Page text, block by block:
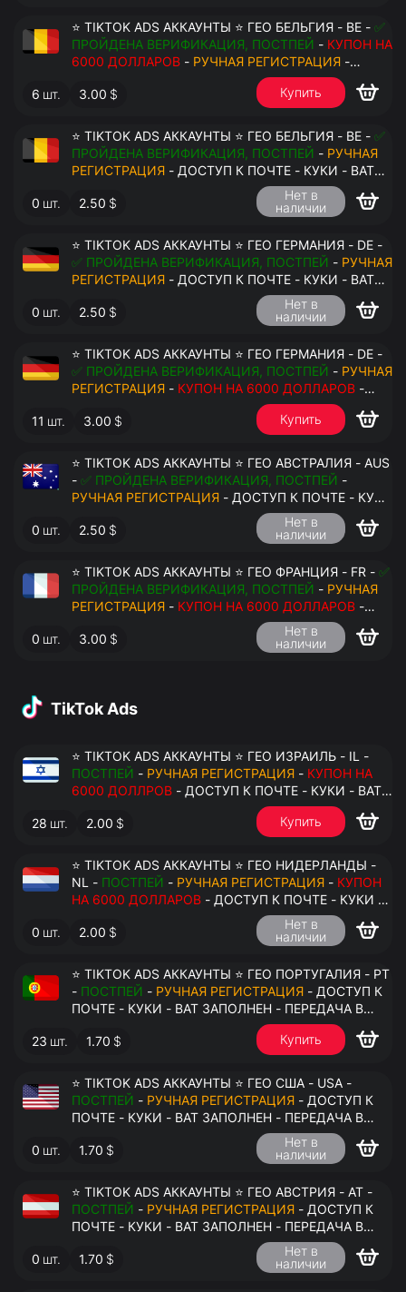
⭐ TIKTOK ADS АККАУНТЫ ⭐ ГЕО БЕЛЬГИЯ - BE - ✅
ПРОЙДЕНА ВЕРИФИКАЦИЯ, ПОСТПЕЙ - КУПОН НА
6000 ДОЛЛАРОВ - РУЧНАЯ РЕГИСТРАЦИЯ -
ДОСТУП К ПОЧТЕ - КУКИ - ВАТ ЗАПОЛНЕН -
ПЕРЕДАЧА В АНТИДЕТЕКТ
6 шт. 3.00 $ Купить
⭐ TIKTOK ADS АККАУНТЫ ⭐ ГЕО БЕЛЬГИЯ - BE - ✅
ПРОЙДЕНА ВЕРИФИКАЦИЯ, ПОСТПЕЙ - РУЧНАЯ
РЕГИСТРАЦИЯ - ДОСТУП К ПОЧТЕ - КУКИ - ВАТ
ЗАПОЛНЕН - ПЕРЕДАЧА В АНТИДЕТЕКТ
0 шт. 2.50 $
Нет в
наличии
⭐ TIKTOK ADS АККАУНТЫ ⭐ ГЕО ГЕРМАНИЯ - DE -
✅ ПРОЙДЕНА ВЕРИФИКАЦИЯ, ПОСТПЕЙ - РУЧНАЯ
РЕГИСТРАЦИЯ - ДОСТУП К ПОЧТЕ - КУКИ - ВАТ
ЗАПОЛНЕН - ПЕРЕДАЧА В АНТИДЕТЕКТ
0 шт. 2.50 $
Нет в
наличии
⭐ TIKTOK ADS АККАУНТЫ ⭐ ГЕО ГЕРМАНИЯ - DE -
✅ ПРОЙДЕНА ВЕРИФИКАЦИЯ, ПОСТПЕЙ - РУЧНАЯ
РЕГИСТРАЦИЯ - КУПОН НА 6000 ДОЛЛАРОВ -
ДОСТУП К ПОЧТЕ - КУКИ - ВАТ ЗАПОЛНЕН -
ПЕРЕДАЧА В АНТИДЕТЕКТ
11 шт. 3.00 $ Купить
⭐ TIKTOK ADS АККАУНТЫ ⭐ ГЕО АВСТРАЛИЯ - AUS
- ✅ ПРОЙДЕНА ВЕРИФИКАЦИЯ, ПОСТПЕЙ -
РУЧНАЯ РЕГИСТРАЦИЯ - ДОСТУП К ПОЧТЕ - КУКИ
- ВАТ ЗАПОЛНЕН - ПЕРЕДАЧА В АНТИДЕТЕКТ
0 шт. 2.50 $
Нет в
наличии
⭐ TIKTOK ADS АККАУНТЫ ⭐ ГЕО ФРАНЦИЯ - FR - ✅
ПРОЙДЕНА ВЕРИФИКАЦИЯ, ПОСТПЕЙ - РУЧНАЯ
РЕГИСТРАЦИЯ - КУПОН НА 6000 ДОЛЛАРОВ -
ДОСТУП К ПОЧТЕ - КУКИ - ВАТ ЗАПОЛНЕН -
ПЕРЕДАЧА В АНТИДЕТЕКТ
0 шт. 3.00 $
Нет в
наличии
TikTok Ads
⭐ TIKTOK ADS АККАУНТЫ ⭐ ГЕО ИЗРАИЛЬ - IL -
ПОСТПЕЙ - РУЧНАЯ РЕГИСТРАЦИЯ - КУПОН НА
6000 ДОЛЛРОВ
ЗАПОЛНЕН - ПЕРЕДАЧА В АНТИДЕТЕКТ
28 шт. 2.00 $ Купить
⭐ TIKTOK ADS АККАУНТЫ ⭐ ГЕО НИДЕРЛАНДЫ -
NL - ПОСТПЕЙ - РУЧНАЯ РЕГИСТРАЦИЯ - КУПОН
НА 6000 ДОЛЛАРОВ - ДОСТУП К ПОЧТЕ - КУКИ -
ВАТ ЗАПОЛНЕН - ПЕРЕДАЧА В АНТИДЕТЕКТ
0 шт. 2.00 $
Нет в
наличии
⭐ TIKTOK ADS АККАУНТЫ ⭐ ГЕО ПОРТУГАЛИЯ - PT
- ПОСТПЕЙ - РУЧНАЯ РЕГИСТРАЦИЯ
ПОЧТЕ - КУКИ - ВАТ ЗАПОЛНЕН - ПЕРЕДАЧА В
23 шт. 1.70 $ Купить
⭐ TIKTOK ADS АККАУНТЫ ⭐ ГЕО США - USA -
ПОСТПЕЙ - РУЧНАЯ РЕГИСТРАЦИЯ - ДОСТУП К
ПОЧТЕ - КУКИ - ВАТ ЗАПОЛНЕН - ПЕРЕДАЧА В
0 шт. 1.70 $
Нет в
наличии
⭐ TIKTOK ADS АККАУНТЫ ⭐ ГЕО АВСТРИЯ - AT -
ПОСТПЕЙ - РУЧНАЯ РЕГИСТРАЦИЯ - ДОСТУП К
ПОЧТЕ - КУКИ - ВАТ ЗАПОЛНЕН - ПЕРЕДАЧА В
0 шт. 1.70 $
Нет в
наличии
$